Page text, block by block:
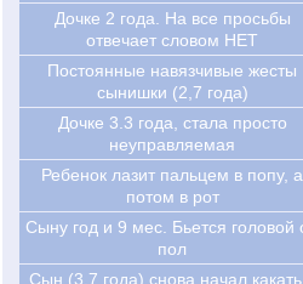
Дочке 2 года. На все просьбы
отвечает словом НЕТ
Постоянные навязчивые жесты
сынишки (2,7 года)
Дочке 3.3 года, стала просто
неуправляемая
Ребенок лазит пальцем в попу, а
потом в рот
Сыну год и 9 мес. Бьется головой
пол
Сын (3,7 года) снова начал